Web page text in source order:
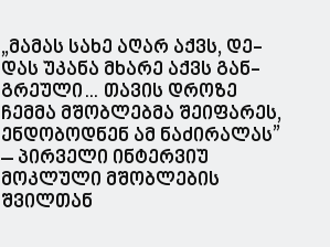
„მა­მას სახე აღარ აქვს, დე­
დას უკა­ნა მხა­რე აქვს გან­
გრე­უ­ლი… თავის დროზე
ჩემმა მშობლებმა შეიფარეს,
ენდობოდნენ ამ ნაძირალას”
– პირველი ინტერვიუ
მოკლული მშობლების
შვილთან